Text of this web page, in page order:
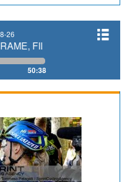
26
FIORELLI
50:38